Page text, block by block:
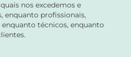
nos excedemos e
enquanto profissionais,
técnicos, enquanto